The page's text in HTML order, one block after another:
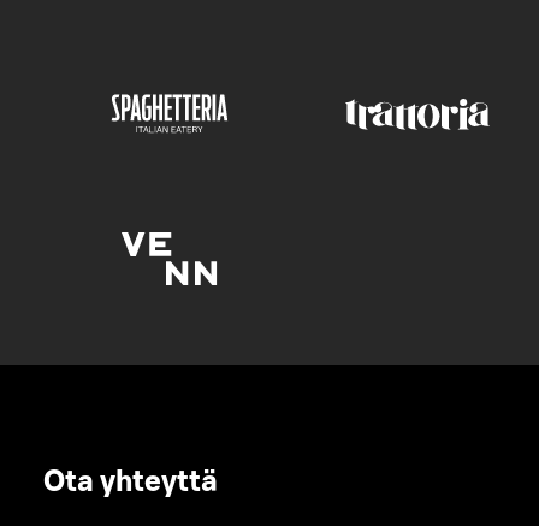
Ota yhteyttä